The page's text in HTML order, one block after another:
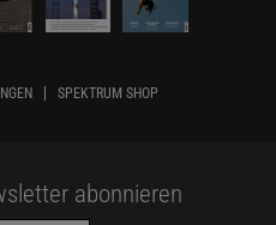
SPEKTRUM SHOP
abonnieren